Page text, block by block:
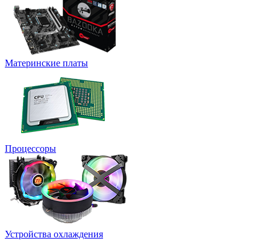
Материнские платы
Процессоры
Устройства охлаждения